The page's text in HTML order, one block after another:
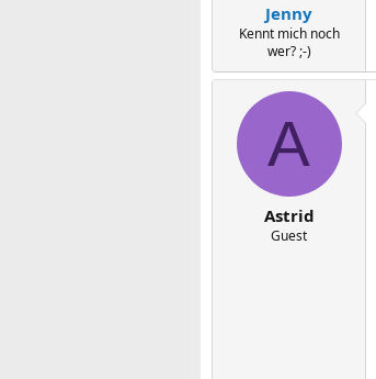
Jenny
Kennt mich noch
wer? ;-)
A
Astrid
Guest